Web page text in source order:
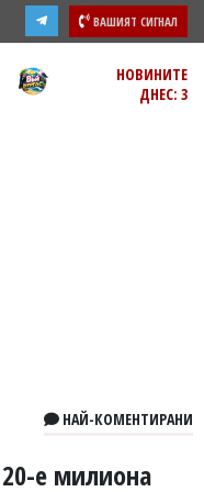
ВАШИЯТ СИГНАЛ
НОВИНИТЕ
ДНЕС: 3
НАЙ-КОМЕНТИРАНИ
е милиона